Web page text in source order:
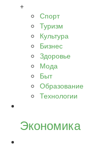
+
Спорт
Туризм
Культура
Бизнес
Здоровье
Мода
Быт
Образование
Технологии
Экономика